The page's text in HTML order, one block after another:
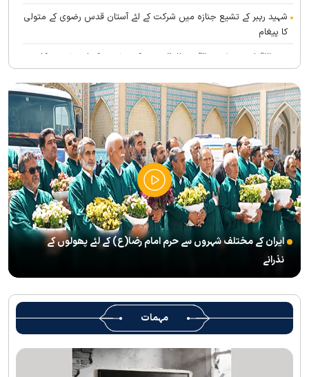
شہید رہبر کے تشیع جنازہ میں شرکت کے لئے آستان قدس رضوی کے متولی
کا پیغام
بین الاقوامی سطح پر ’’قومو للہ‘‘ نعرے کی تشریح کے لئے نشست کا
انعقاد
’’قائد الامۃ‘‘ کے عنوان سے لائیو ٹی وی پروگرام
رہبرشہید کے سوگواروں کے لئے کرامت رضوی فاؤنڈیشن کی جانب سے
پذیرائي کا وسیع انتظام
(( آقای شہید ایران )) نامی چار جلدوں پر مشتمل کتاب منظرعام پر
آگئی
شہید رہبر(رح) ایک قرآنی نابغہ اور قرآنی احکامات پرعمل کرنے والی
شخصیت تھے؛ استاد پناہی
رہبرشہید کے وداع کے ا یام میں حرم مطہر رضوی بند نہيں ہوگا
رہبرشہید ( رحمت اللہ علیہ ) کی یاد میں رضوی کتابخانہ اور میوزیمز
میں تعزیتی جلسوں اور خصوصی پروگراموں کا انعقاد
روضہ منورہ امام رضا(ع) کے خدام ، سوگوار زائرین کو کھانے اور رہائش
کی خدمات فراہم کرنے کے لئے تیار ہیں
جارجیا کے 130 رکنی مذہبی و ثقافتی وفد کا حرم امام رضا(ع) کے خدام
کی جانب سےخصوصی استقبال
ایران کے مختلف شہروں سے حرم امام رضا(ع) کے لئے پھولوں کے
نذرانے
مہمات